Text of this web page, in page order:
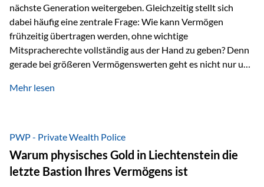
nächste Generation weitergeben. Gleichzeitig stellt sich
dabei häufig eine zentrale Frage: Wie kann Vermögen
frühzeitig übertragen werden, ohne wichtige
Mitspracherechte vollständig aus der Hand zu geben? Denn
gerade bei größeren Vermögenswerten geht es nicht nur um
sicherzustellen, dass das Vermögen langfristig erhalten
folgende Situation vor: Ein Vater schenkt seiner Tochter
einen Teil seines Vermögens. Einige Jahre später möchte die
Tochter das Geld kurzfristig verwenden, um…
Mehr lesen
PWP - Private Wealth Police
Warum physisches Gold in Liechtenstein die
letzte Bastion Ihres Vermögens ist